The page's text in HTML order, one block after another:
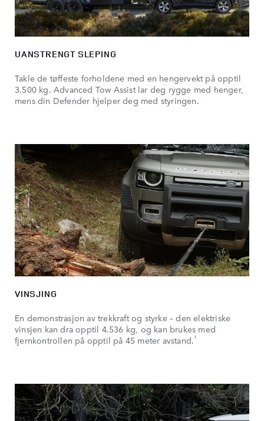
UANSTRENGT SLEPING
Takle de tøffeste forholdene med en hengervekt på opptil
3.500 kg. Advanced Tow Assist lar deg rygge med henger,
mens din Defender hjelper deg med styringen.
VINSJING
En demonstrasjon av trekkraft og styrke – den elektriske
vinsjen kan dra opptil 4.536 kg, og kan brukes med
fjernkontrollen på opptil på 45 meter avstand.1